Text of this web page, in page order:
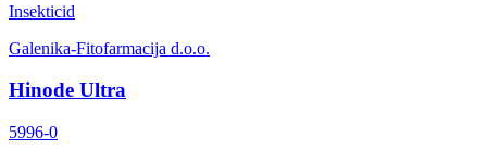
Insekticid
Galenika-Fitofarmacija d.o.o.
Hinode Ultra
5996-0